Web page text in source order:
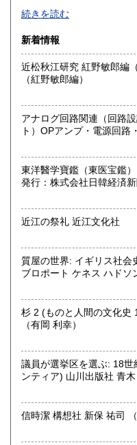
佐賀県
熊本県 380
宮崎県
380
最寄駅：総社駅
営業時間：10時-17時
定休日：日曜日
無料出張または、宅配に
江戸以前の和本や古文書
絶版漫画、昭和アニメ、
絵本、児童書
DVD,CD
幅広く買取しております。
大量処分も歓迎です。
取り扱い分野
哲学宗教、歴史、社会科
文、外国文学、古典籍、
チャー、古書一般（その他
続きを読む
新着情報
近松秋江研究 紅野敏郎編
（紅野敏郎編）
アナログ回路関連（回路
ト）OPアンプ・電源回路
東洋醫学寶鑑（東医宝鑑
発行：株式会社日韓経済新
近江の祭礼 近江文化社
質屋の世界: イギリス社会
杉 2 (ものと人間の文化史
（有岡 利幸）
議員が選挙区を選ぶ: 18